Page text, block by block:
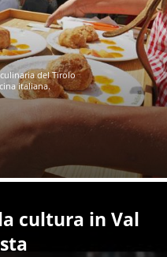
del Tirolo
italiana.
cultura in Val